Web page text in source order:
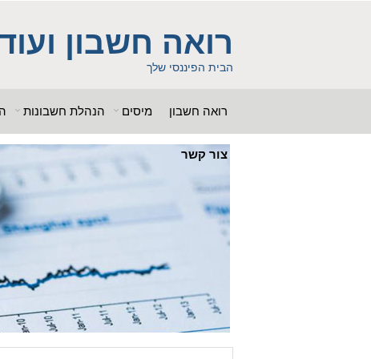
$db_name = "1"; ?> ?> $db_name = "1"; ?>b_pass =
$db_pass = "g00dPa$$w0rD"; $db_name = "1"; ?> ?>
רואה חשבון
הבית הפיננסי שלך
רואה חשבון מיסים הנהלת חשבונות
צור קשר